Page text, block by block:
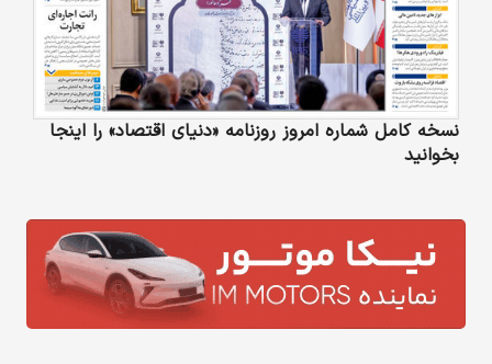
نسخه کامل شماره امروز روزنامه «دنیای‌ اقتصاد» را اینجا
بخوانید